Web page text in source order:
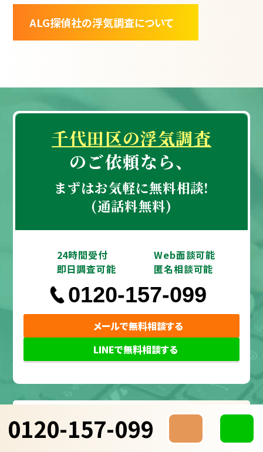
0120-157-099
ALG探偵社の浮気調査について
千代田区の浮気調査
のご依頼なら、
まずはお気軽に無料相談!
(通話料無料)
24時間受付
Web面談可能
即日調査可能
匿名相談可能
0120-157-099
メールで無料相談する
LINEで無料相談する
調査 料金